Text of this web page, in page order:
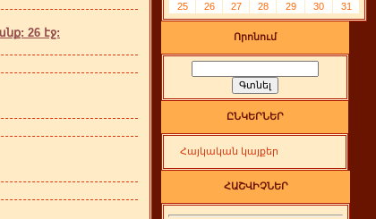
26 էջ:
25
26 27 28 29 30 31
Որոնում
ԸՆԿԵՐՆԵՐ
Հայկական կայքեր
ՀԱՇՎԻՉՆԵՐ